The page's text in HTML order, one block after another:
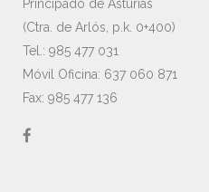
Principado de Asturias
(Ctra. de Arlós, p.k. 0+400)
Tel.: 985 477 031
Móvil Oficina: 637 060 871
Fax: 985 477 136